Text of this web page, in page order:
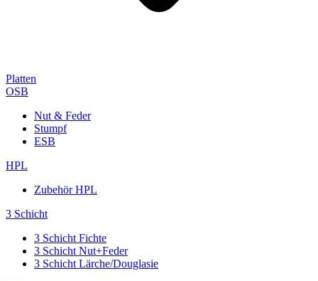
Platten
OSB
Nut & Feder
Stumpf
ESB
HPL
Zubehör HPL
3 Schicht
3 Schicht Fichte
3 Schicht Nut+Feder
3 Schicht Lärche/Douglasie